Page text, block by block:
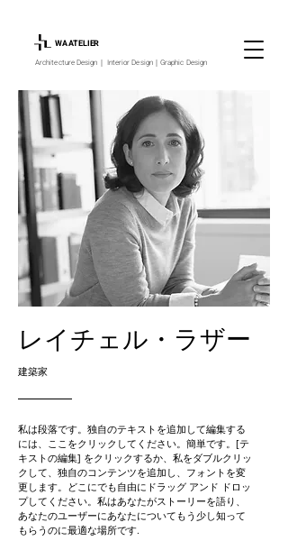
WA ATELIER
Architecture Design｜ Interior Design｜Graphic Design
レイチェル・ラザー
建築家
私は段落です。独自のテキストを追加して編集する
には、ここをクリックしてください。簡単です。[テ
キストの編集] をクリックするか、私をダブルクリッ
クして、独自のコンテンツを追加し、フォントを変
更します。どこにでも自由にドラッグ アンド ドロッ
プしてください。私はあなたがストーリーを語り、
あなたのユーザーにあなたについてもう少し知って
もらうのに最適な場所です.